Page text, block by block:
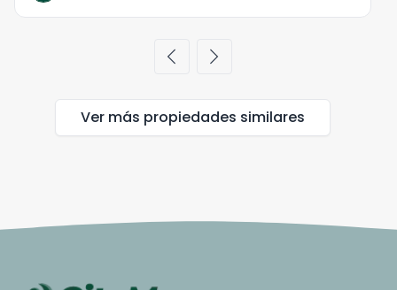
chevron_left chevron_right
Ver más propiedades similares